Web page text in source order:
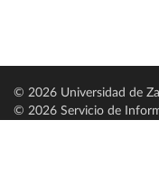
© 2026 Universidad de
© 2026 Servicio de